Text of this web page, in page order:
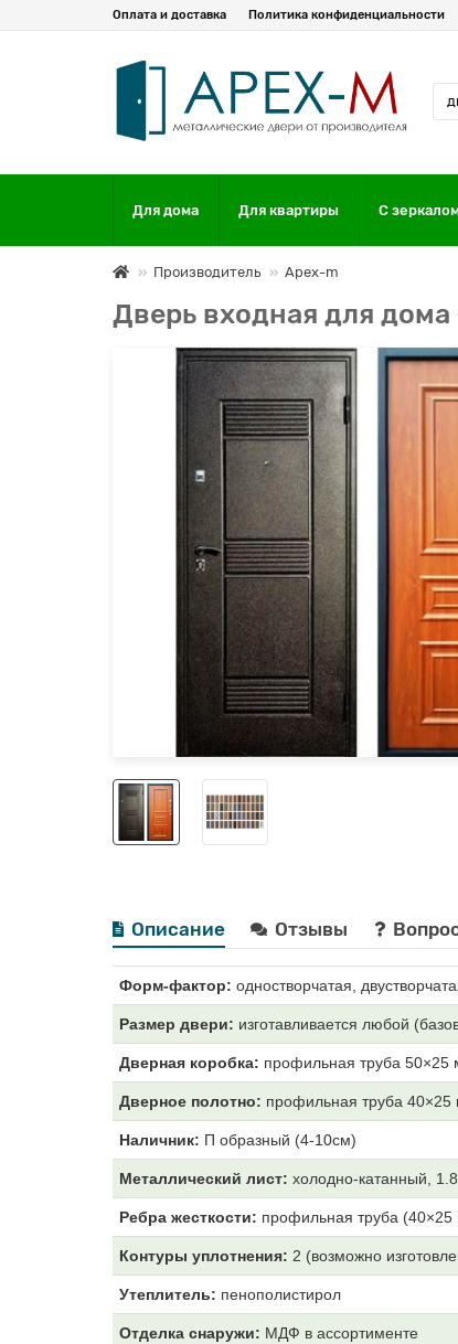
Оплата и доставка Политика конфиденциальности
Для дома Для квартиры С
Производитель Apex-m
Дверь входная для дома
Описание Отзывы
Форм-фактор: одностворчатая,
Размер двери: изготавливается любой
Дверная коробка: профильная труба 50×25
Дверное полотно: профильная труба 40×25
Наличник: П образный (4-10см)
Металлический лист: холодно-катанный,
Ребра жесткости: профильная труба
Контуры уплотнения: 2 (возможно
Утеплитель: пенополистирол
Отделка снаружи: МДФ в ассортименте